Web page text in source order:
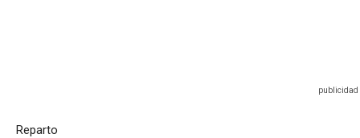
Reparto